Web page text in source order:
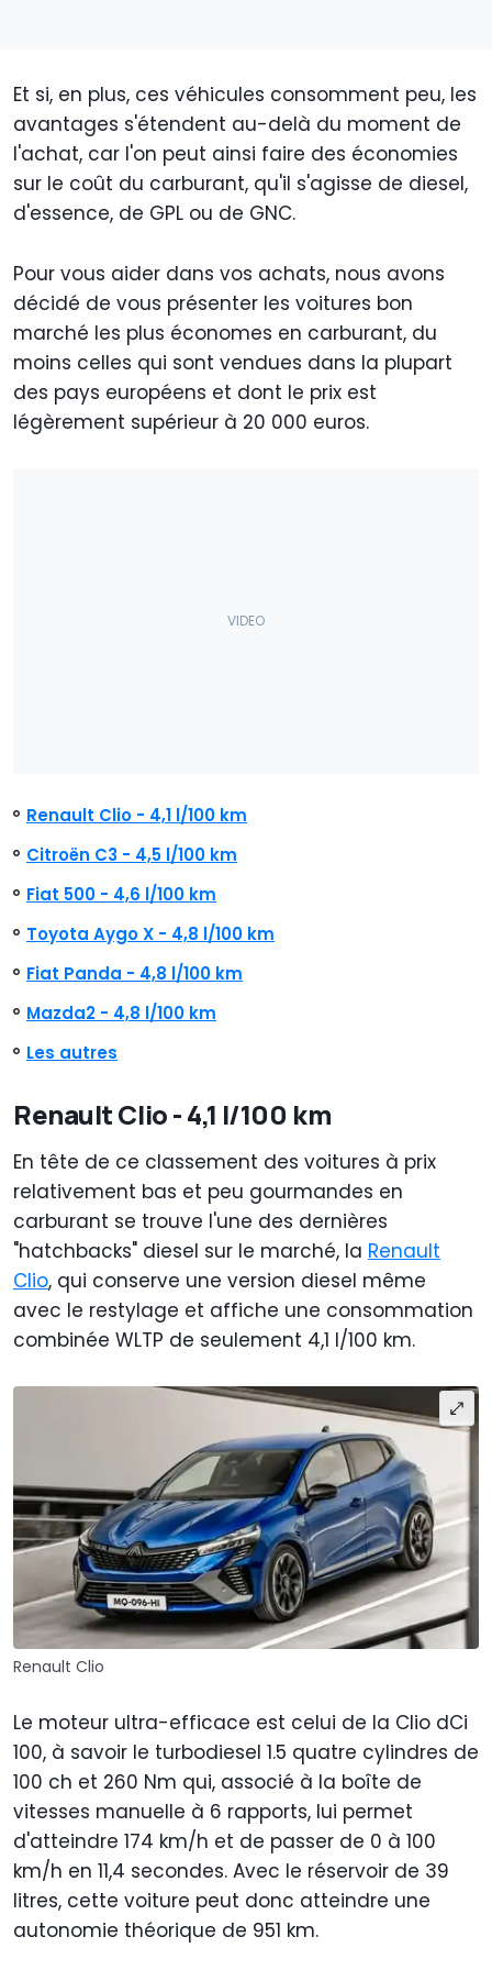
Et si, en plus, ces véhicules consomment peu, les
avantages s'étendent au-delà du moment de
l'achat, car l'on peut ainsi faire des économies
sur le coût du carburant, qu'il s'agisse de diesel,
d'essence, de GPL ou de GNC.
Pour vous aider dans vos achats, nous avons
décidé de vous présenter les voitures bon
marché les plus économes en carburant, du
moins celles qui sont vendues dans la plupart
des pays européens et dont le prix est
légèrement supérieur à 20 000 euros.
Renault Clio - 4,1 l/100 km
Citroën C3 - 4,5 l/100 km
Fiat 500 - 4,6 l/100 km
Toyota Aygo X - 4,8 l/100 km
Fiat Panda - 4,8 l/100 km
Mazda2 - 4,8 l/100 km
Les autres
Renault Clio - 4,1 l/100 km
En tête de ce classement des voitures à prix
relativement bas et peu gourmandes en
carburant se trouve l'une des dernières
"hatchbacks" diesel sur le marché, la Renault
Clio, qui conserve une version diesel même
avec le restylage et affiche une consommation
combinée WLTP de seulement 4,1 l/100 km.
Renault Clio
Le moteur ultra-efficace est celui de la Clio dCi
100, à savoir le turbodiesel 1.5 quatre cylindres de
100 ch et 260 Nm qui, associé à la boîte de
vitesses manuelle à 6 rapports, lui permet
d'atteindre 174 km/h et de passer de 0 à 100
km/h en 11,4 secondes. Avec le réservoir de 39
litres, cette voiture peut donc atteindre une
autonomie théorique de 951 km.